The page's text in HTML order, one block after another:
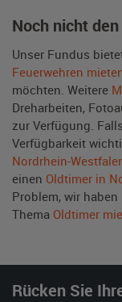
Noch nicht
Unser Fundus
Feuerwehren
möchten. Weitere
Dreharbeiten,
zur Verfügung.
Verfügbarkeit
Nordrhein-
einen Oldtimer in
Problem, wir
Thema Oldtimer
Rücken Sie